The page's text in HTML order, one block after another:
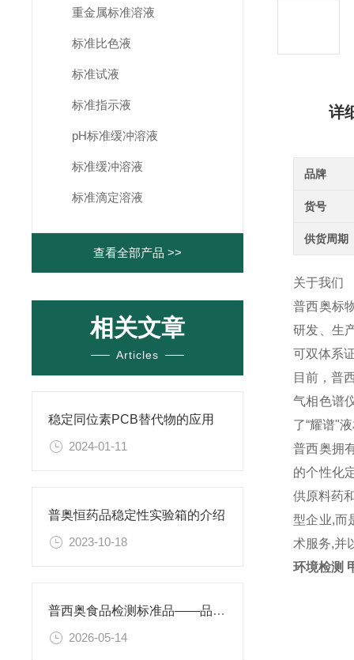
重金属标准溶液
标准比色液
标准试液
标准指示液
pH标准缓冲溶液
标准缓冲溶液
标准滴定溶液
查看全部产品 >>
相关文章
Articles
稳定同位素PCB替代物的应用
2024-01-11
普奥恒药品稳定性实验箱的介绍
2023-10-18
普西奥食品检测标准品——品类丰富，支持定制
2026-05-14
详
品牌
货号
供货周期
关于我们
普西奥标
研发、生
可双体系
目前，普
气相色谱
了“耀谱"
普西奥拥
的个性化
供原料药
型企业,而
术服务,并
环境检测